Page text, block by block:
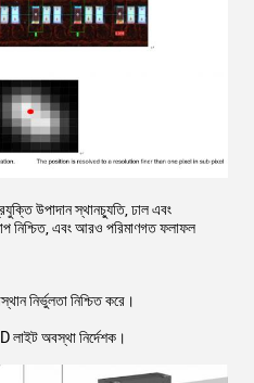
উপাদান স্থানচ্যুতি, ঢাল এবং
নিশ্চিত, এবং আরও পরিমাণগত ফলাফল
নির্ভুলতা নিশ্চিত করে।
লাইট অবস্থা নির্দেশক।